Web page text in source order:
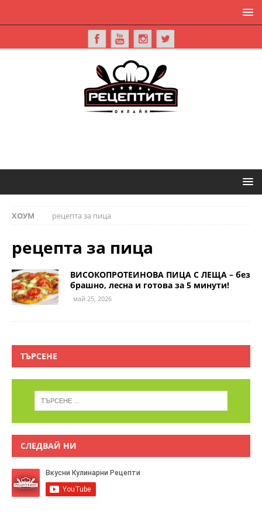
ХОУМ рецепта за пица
рецепта за пица
ВИСОКОПРОТЕИНОВА ПИЦА С ЛЕЩА – без
брашно, лесна и готова за 5 минути!
май 25, 2026
ТЪРСЕНЕ
СЛЕДВАЙ НИ